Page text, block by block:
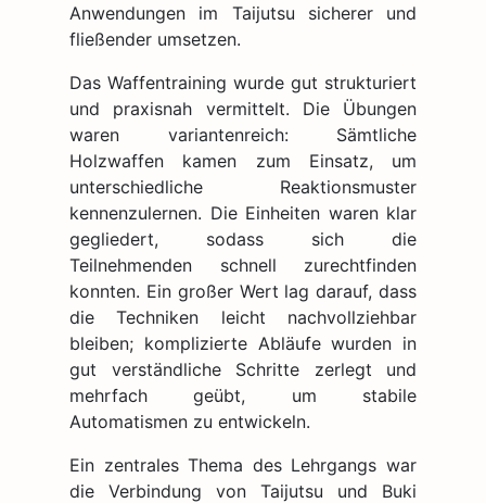
Anwendungen im Taijutsu sicherer und
fließender umsetzen.
Das Waffentraining wurde gut strukturiert
und praxisnah vermittelt. Die Übungen
waren variantenreich: Sämtliche
Holzwaffen kamen zum Einsatz, um
unterschiedliche Reaktionsmuster
kennenzulernen. Die Einheiten waren klar
gegliedert, sodass sich die
Teilnehmenden schnell zurechtfinden
konnten. Ein großer Wert lag darauf, dass
die Techniken leicht nachvollziehbar
bleiben; komplizierte Abläufe wurden in
gut verständliche Schritte zerlegt und
mehrfach geübt, um stabile
Automatismen zu entwickeln.
Ein zentrales Thema des Lehrgangs war
die Verbindung von Taijutsu und Buki